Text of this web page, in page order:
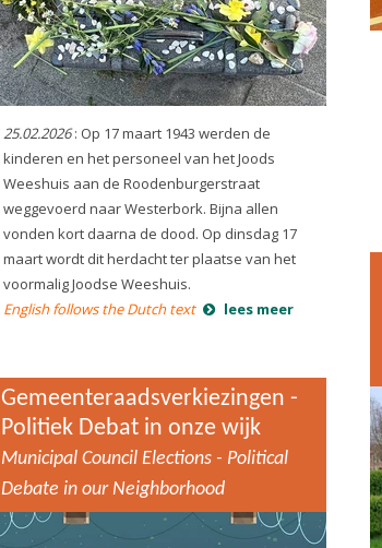
25.02.2026: Op 17 maart 1943 werden de
kinderen en het personeel van het Joods
Weeshuis aan de Roodenburgerstraat
weggevoerd naar Westerbork. Bijna allen
vonden kort daarna de dood. Op dinsdag 17
maart wordt dit herdacht ter plaatse van het
voormalig Joodse Weeshuis.
English follows the Dutch text
lees meer
Gemeenteraadsverkiezingen -
Politiek Debat in onze wijk
Municipal Council Elections - Political
Debate in our Neighborhood